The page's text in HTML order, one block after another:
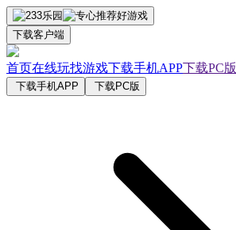
下载客户端
首页在线玩找游戏下载手机APP下载PC版
下载手机APP 下载PC版